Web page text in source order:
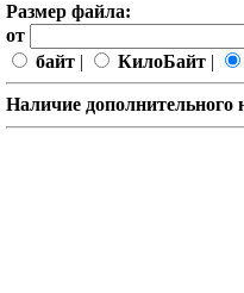
Размер файла:
от
байт | КилоБайт |
Наличие дополнительного